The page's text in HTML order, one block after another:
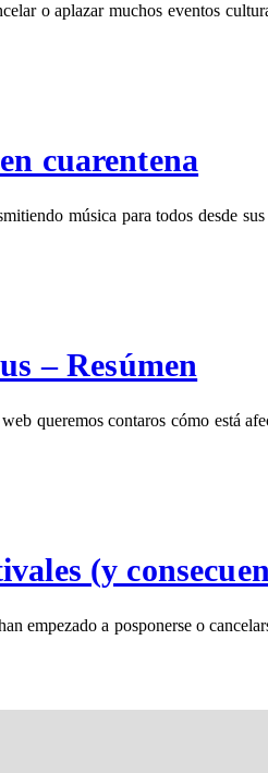
o aplazar muchos eventos
cuarentena
música para todos desde
– Resúmen
queremos contaros cómo está
(y
empezado a posponerse o